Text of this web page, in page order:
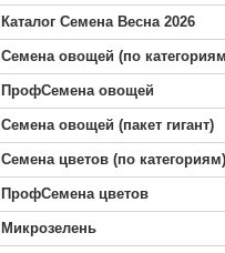
Каталог Семена Весна 2026
Семена овощей (по
ПрофСемена овощей
Семена овощей (пакет гигант)
Семена цветов (по категориям)
ПрофСемена цветов
Микрозелень